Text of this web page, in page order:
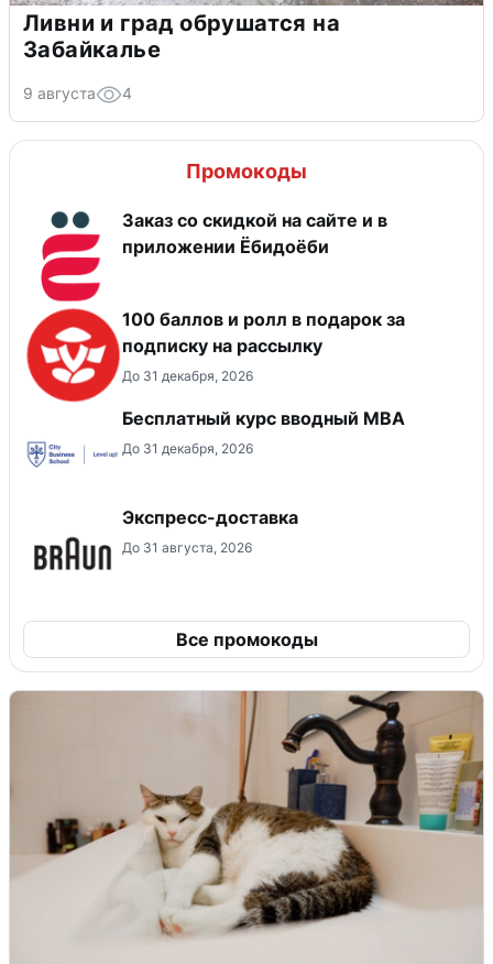
Ливни и град обрушатся на
Забайкалье
9 августа 4
Промокоды
Заказ со скидкой на сайте и в
приложении Ёбидоёби
100 баллов и ролл в подарок за
подписку на рассылку
До 31 декабря, 2026
Бесплатный курс вводный МВА
До 31 декабря, 2026
Экспресс-доставка
До 31 августа, 2026
Все промокоды